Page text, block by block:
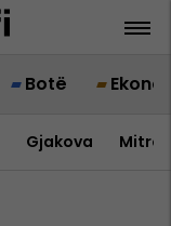
Botë
Gjakova